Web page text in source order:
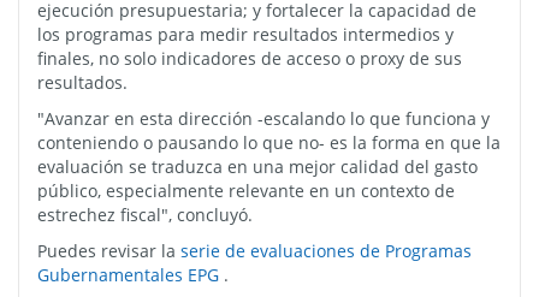
ejecución presupuestaria; y fortalecer la capacidad de
los programas para medir resultados intermedios y
finales, no solo indicadores de acceso o proxy de sus
resultados.
"Avanzar en esta dirección -escalando lo que funciona y
conteniendo o pausando lo que no- es la forma en que la
evaluación se traduzca en una mejor calidad del gasto
público, especialmente relevante en un contexto de
estrechez fiscal", concluyó.
Puedes revisar la serie de evaluaciones de Programas
Gubernamentales EPG .